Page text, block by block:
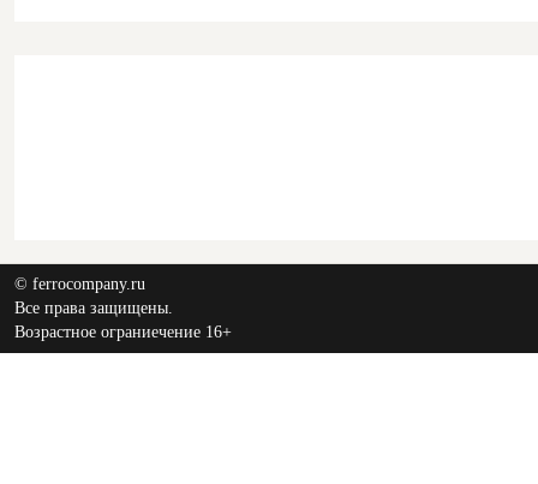
© ferrocompany.ru
Все права защищены.
Возрастное ограниечение 16+